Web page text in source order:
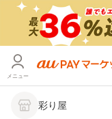
メニュー
彩り屋